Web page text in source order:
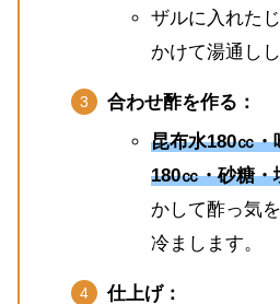
ザルに入れた
かけて湯通しし
合わせ酢を作る：
昆布水180㏄・
180㏄・砂糖・
かして酢っ気
冷まします。
仕上げ：